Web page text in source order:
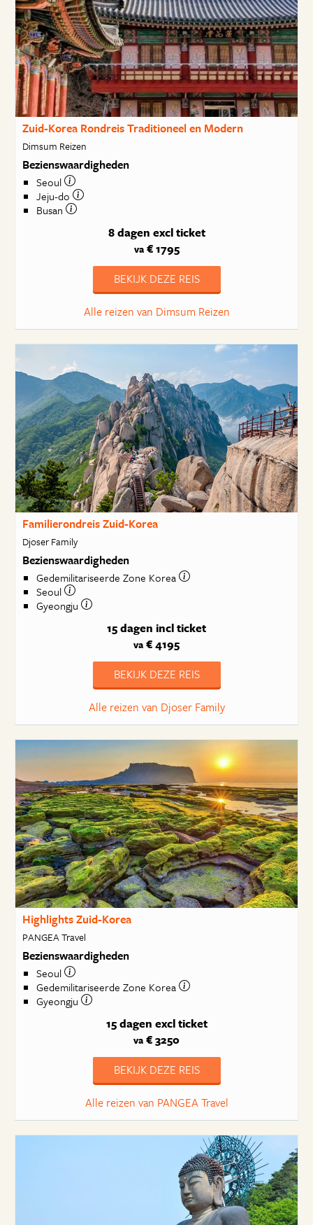
Zuid-Korea Rondreis Traditioneel en Modern
Dimsum Reizen
Bezienswaardigheden
Seoul
Jeju-do
Busan
8 dagen excl ticket
va€ 1795
BEKIJK DEZE REIS
Alle reizen van Dimsum Reizen
Familierondreis Zuid-Korea
Djoser Family
Bezienswaardigheden
Gedemilitariseerde Zone Korea
Seoul
Gyeongju
15 dagen incl ticket
va € 4195
BEKIJK DEZE REIS
Alle reizen van Djoser Family
Highlights Zuid-Korea
PANGEA Travel
Bezienswaardigheden
Seoul
Gedemilitariseerde Zone Korea
Gyeongju
15 dagen excl ticket
va € 3250
BEKIJK DEZE REIS
Alle reizen van PANGEA Travel